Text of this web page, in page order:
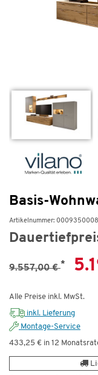
Basis-
Artikelnummer:
9.557,00 €*
Alle Preise inkl. MwSt.
inkl. Lieferung
Montage-Service
433,25 € in 12